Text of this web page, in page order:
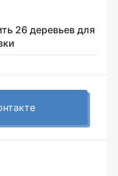
26 деревьев для